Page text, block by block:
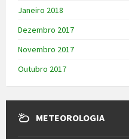
Janeiro 2018
Dezembro 2017
Novembro 2017
Outubro 2017
METEOROLOGIA